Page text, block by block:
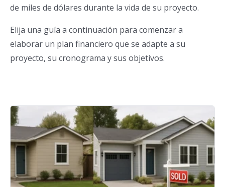
de miles de dólares durante la vida de su proyecto.
Elija una guía a continuación para comenzar a
elaborar un plan financiero que se adapte a su
proyecto, su cronograma y sus objetivos.